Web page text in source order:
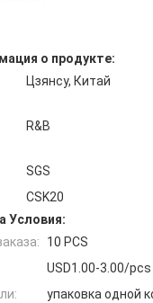
о продукте:
Цзянсу, Китай
R&B
SGS
CSK20
Условия:
10 PCS
USD1.00-3.00/pcs
упаковка одной